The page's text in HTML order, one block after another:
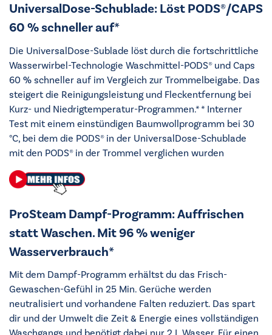
UniversalDose-Schublade: Löst PODS®/CAPS
60 % schneller auf*
Die UniversalDose-Sublade löst durch die fortschrittliche
Wasserwirbel-Technologie Waschmittel-PODS® und Caps
60 % schneller auf im Vergleich zur Trommelbeigabe. Das
steigert die Reinigungsleistung und Fleckentfernung bei
Kurz- und Niedrigtemperatur-Programmen.* * Interner
Test mit einem einstündigen Baumwollprogramm bei 30
°C, bei dem die PODS® in der UniversalDose-Schublade
mit den PODS® in der Trommel verglichen wurden
ProSteam Dampf-Programm: Auffrischen
statt Waschen. Mit 96 % weniger
Wasserverbrauch*
Mit dem Dampf-Programm erhältst du das Frisch-
Gewaschen-Gefühl in 25 Min. Gerüche werden
neutralisiert und vorhandene Falten reduziert. Das spart
dir und der Umwelt die Zeit & Energie eines vollständigen